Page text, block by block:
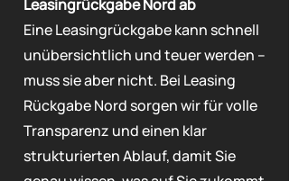
Leasingrückgabe Nord ab
Eine Leasingrückgabe kann schnell
unübersichtlich und teuer werden –
muss sie aber nicht. Bei Leasing
Rückgabe Nord sorgen wir für volle
Transparenz und einen klar
strukturierten Ablauf, damit Sie